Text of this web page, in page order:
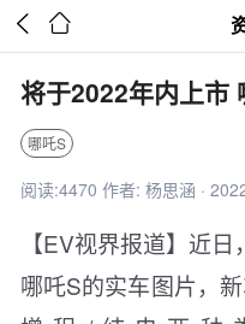
 
将于2022年内上市
哪吒S
阅读:4470 作者: 杨思涵 ·
【EV视界报道】近
哪吒S的实车图片，